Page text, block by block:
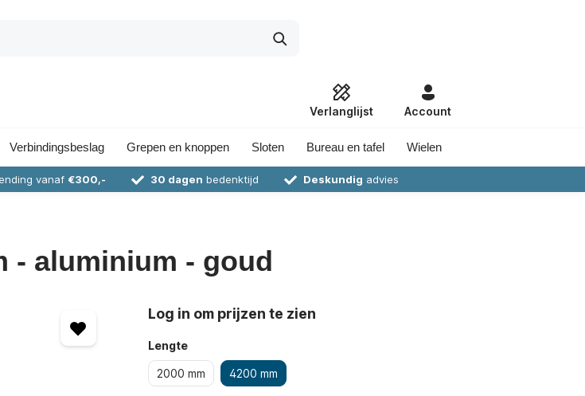
Verlanglijst Account
Verbindingsbeslag Grepen en knoppen Sloten Bureau en tafel Wielen
vanaf €300,- 30 dagen bedenktijd Deskundig advies
- aluminium - goud
Log in om prijzen te zien
Lengte
2000 mm 4200 mm